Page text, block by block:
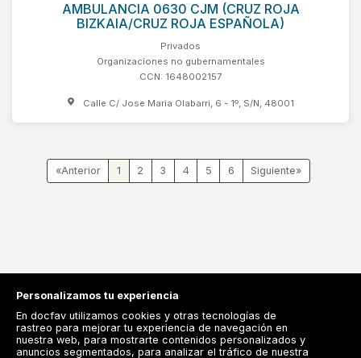
AMBULANCIA 0630 CJM (CRUZ ROJA
BIZKAIA/CRUZ ROJA ESPAÑOLA)
Privados
Organizaciones no gubernamentales
CCN: 1648002157
Calle C/ Jose Maria Olabarri, 6 - 1º, S/N, 48001
« 1 2 3 4 5 6 »
Personalizamos tu experiencia
En docfav utilizamos cookies y otras tecnologías de
rastreo para mejorar tu experiencia de navegación en
nuestra web, para mostrarte contenidos personalizados y
anuncios segmentados, para analizar el tráfico de nuestra